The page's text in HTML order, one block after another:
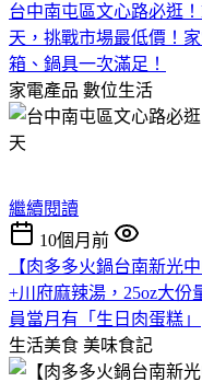
台中南屯區文心路必逛
天，挑戰市場最低價！
箱、鍋具一次滿足！
家電產品 數位生活
繼續閱讀
10個月前
【肉多多火鍋台南新光
+川府麻辣湯，25oz大份
員當月有「生日肉蛋糕」
生活美食 美味食記